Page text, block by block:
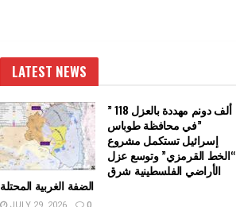
LATEST NEWS
” 118 ألف دونم مهددة بالعزل
في محافظة طوباس”
إسرائيل تستكمل مشروع
“الخط القرمزي” وتوسع عزل
الأراضي الفلسطينية شرق
الضفة الغربية المحتلة